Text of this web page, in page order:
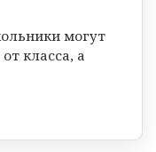
могут
класса, а